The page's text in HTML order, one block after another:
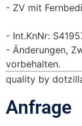
ZV mit
Int.KnNr:
Änderungen,
vorbehalten.
quality by
Anfrage